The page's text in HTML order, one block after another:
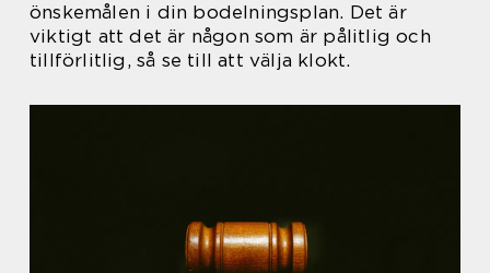
önskemålen i din bodelningsplan. Det är
viktigt att det är någon som är pålitlig och
tillförlitlig, så se till att välja klokt.